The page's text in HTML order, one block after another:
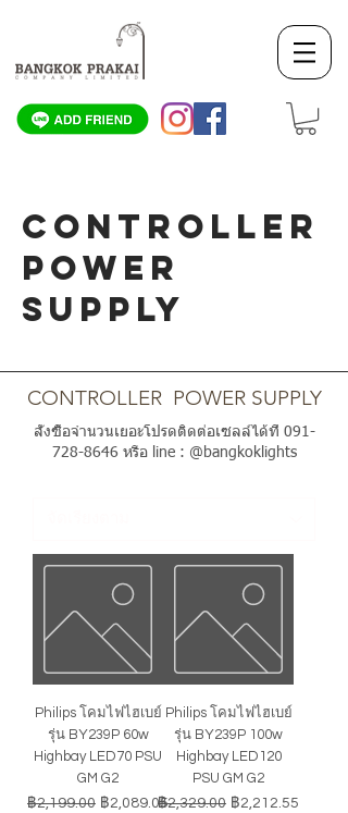
CONTROLLER
POWER
SUPPLY
CONTROLLER POWER SUPPLY
สั่งซื้อจำนวนเยอะโปรดติดต่อเซลล์ได้ที่ 091-
728-8646หรือ line : @bangkoklights
Philips โคมไฟไฮเบย์
รุ่น BY239P 60w
Highbay LED70 PSU
GM G2
ราคาปกติ
฿2,199.00 ราคาขายลด
฿2,089.05
Philips โคมไฟไฮเบย์
รุ่น BY239P 100w
Highbay LED120
PSU GM G2
ราคาปกติ
฿2,329.00 ราคาขายลด
฿2,212.55